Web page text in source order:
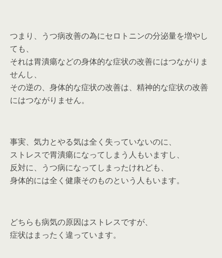
つまり、うつ病改善の為にセロトニンの分泌量を増やし
ても、
それは胃潰瘍などの身体的な症状の改善にはつながりま
せんし、
その逆の、身体的な症状の改善は、精神的な症状の改善
にはつながりません。
事実、気力とやる気は全く失っていないのに、
ストレスで胃潰瘍になってしまう人もいますし、
反対に、うつ病になってしまったけれども、
身体的には全く健康そのものという人もいます。
どちらも病気の原因はストレスですが、
症状はまったく違っています。